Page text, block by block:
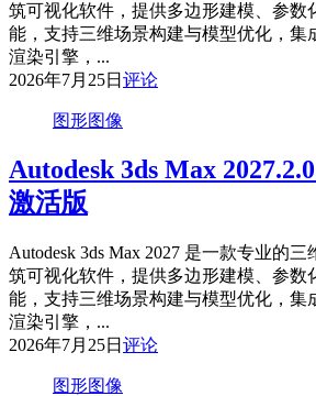
筑可视化软件，提供多边形建模、参数
能，支持三维场景构建与模型优化，集
渲染引擎，...
2026年7月25日 评论
图形图像
Autodesk 3ds Max
激活版
Autodesk 3ds Max 2027 是一款专业的
筑可视化软件，提供多边形建模、参数
能，支持三维场景构建与模型优化，集
渲染引擎，...
2026年7月25日 评论
图形图像